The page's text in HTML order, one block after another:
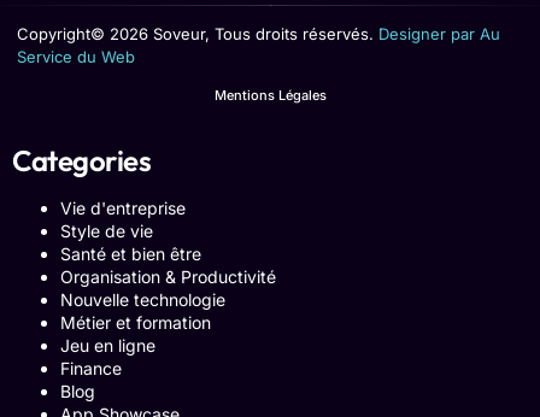
Copyright© 2026 Soveur, Tous droits réservés. Designer par Au
Service du Web
Mentions Légales
Categories
Vie d'entreprise
Style de vie
Santé et bien être
Organisation & Productivité
Nouvelle technologie
Métier et formation
Jeu en ligne
Finance
Blog